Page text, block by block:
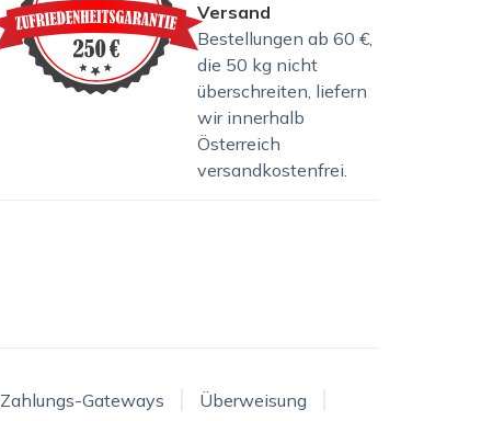
Versand
Bestellungen ab 60 €,
die 50 kg nicht
überschreiten, liefern
wir innerhalb
Österreich
versandkostenfrei.
Zahlungs-Gateways
Überweisung